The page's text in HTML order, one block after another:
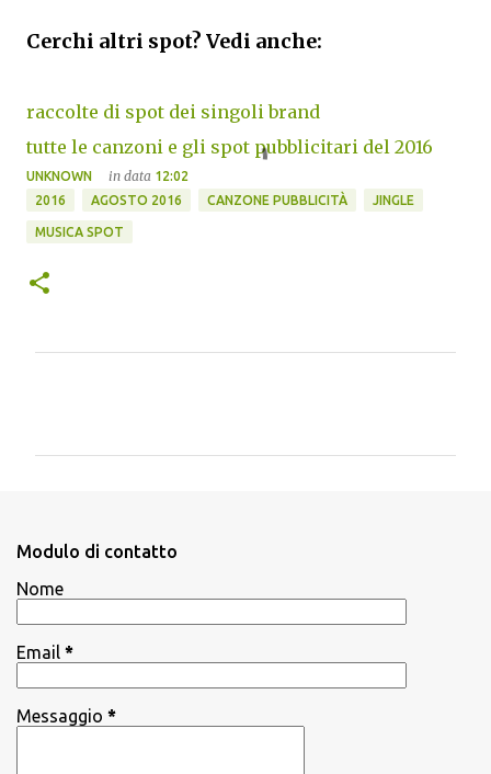
Cerchi altri spot? Vedi anche:
raccolte di spot dei singoli brand
tutte le canzoni e gli spot pubblicitari del 2016
UNKNOWN in data 12:02
2016
AGOSTO 2016 CANZONE PUBBLICITÀ JINGLE
MUSICA SPOT
i
Modulo di contatto
Nome
Email *
Messaggio *